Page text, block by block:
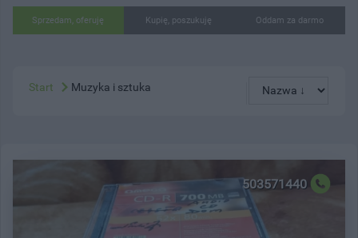
Sprzedam, oferuję Kupię, poszukuję Oddam za darmo
Start Muzyka i sztuka
503571440